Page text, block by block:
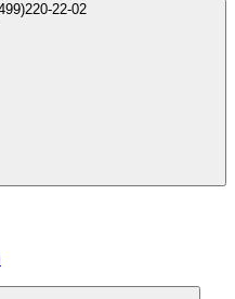
+7(499)220-22-02